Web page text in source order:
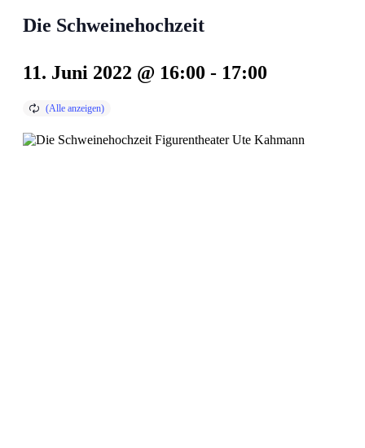
Die Schweinehochzeit
11. Juni 2022 @ 16:00 - 17:00